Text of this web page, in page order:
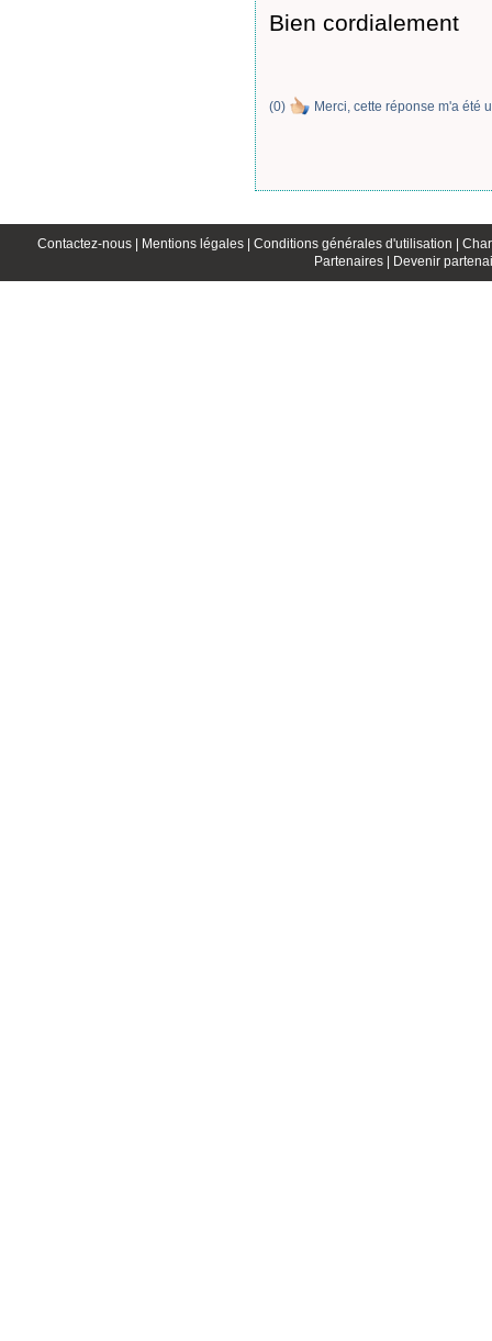
Bien cordialement
(0) Merci, cette réponse m'a été
Contactez-nous | Mentions légales | Conditions générales d'utilisation |
Partenaires |
Devenir